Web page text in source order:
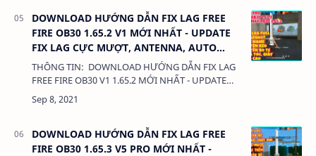
DOWNLOAD HƯỚNG DẪN FIX LAG FREE
FIRE OB30 1.65.2 V1 MỚI NHẤT - UPDATE
FIX LAG CỰC MƯỢT, ANTENNA, AUTO
HEADSHOT
THÔNG TIN: DOWNLOAD HƯỚNG DẪN FIX LAG
FREE FIRE OB30 V1 1.65.2 MỚI NHẤT - UPDATE
FIX LAG CỰC MƯỢT, ANTENNA, AUTO
HEADSHOT 380 Kb LIÊN KẾT: - DATA CÀI THÊM
DOWNLOAD HƯỚNG DẪN FIX LAG FREE
FIRE OB30 1.65.3 V5 PRO MỚI NHẤT -